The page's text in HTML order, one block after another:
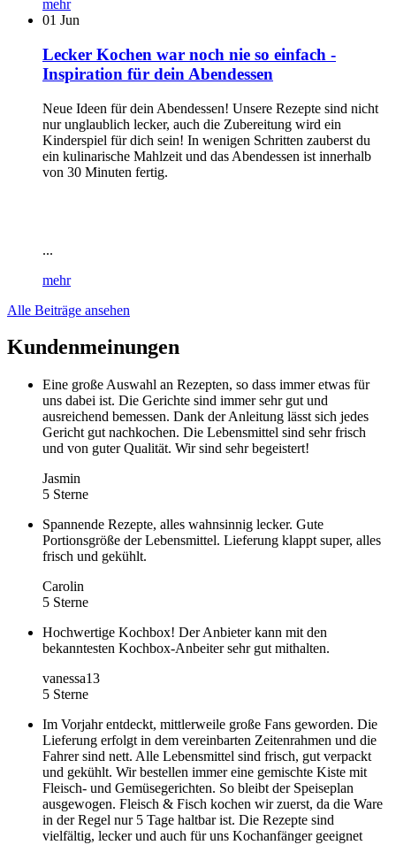
mehr
01 Jun
Lecker Kochen war noch nie so einfach -
Inspiration für dein Abendessen
Neue Ideen für dein Abendessen! Unsere Rezepte sind nicht
nur unglaublich lecker, auch die Zubereitung wird ein
Kinderspiel für dich sein! In wenigen Schritten zauberst du
ein kulinarische Mahlzeit und das Abendessen ist innerhalb
von 30 Minuten fertig.
...
mehr
Alle Beiträge ansehen
Kundenmeinungen
Eine große Auswahl an Rezepten, so dass immer etwas für
uns dabei ist. Die Gerichte sind immer sehr gut und
ausreichend bemessen. Dank der Anleitung lässt sich jedes
Gericht gut nachkochen. Die Lebensmittel sind sehr frisch
und von guter Qualität. Wir sind sehr begeistert!
Jasmin
5 Sterne
Spannende Rezepte, alles wahnsinnig lecker. Gute
Portionsgröße der Lebensmittel. Lieferung klappt super, alles
frisch und gekühlt.
Carolin
5 Sterne
Hochwertige Kochbox! Der Anbieter kann mit den
bekanntesten Kochbox-Anbeiter sehr gut mithalten.
vanessa13
5 Sterne
Im Vorjahr entdeckt, mittlerweile große Fans geworden. Die
Lieferung erfolgt in dem vereinbarten Zeitenrahmen und die
Fahrer sind nett. Alle Lebensmittel sind frisch, gut verpackt
und gekühlt. Wir bestellen immer eine gemischte Kiste mit
Fleisch- und Gemüsegerichten. So bleibt der Speiseplan
ausgewogen. Fleisch & Fisch kochen wir zuerst, da die Ware
in der Regel nur 5 Tage haltbar ist. Die Rezepte sind
vielfältig, lecker und auch für uns Kochanfänger geeignet